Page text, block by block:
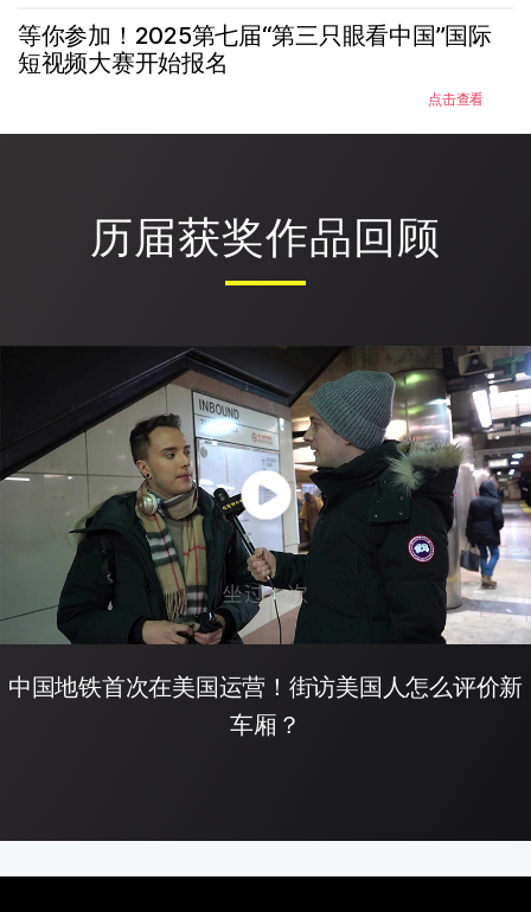
等你参加！2025第七届“第三只眼看中国”国际
短视频大赛开始报名
点击查看
历届获奖作品回顾
中国地铁首次在美国运营！街访美国人怎么评价新
车厢？